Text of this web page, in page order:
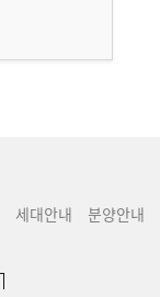
세대안내 분양안내